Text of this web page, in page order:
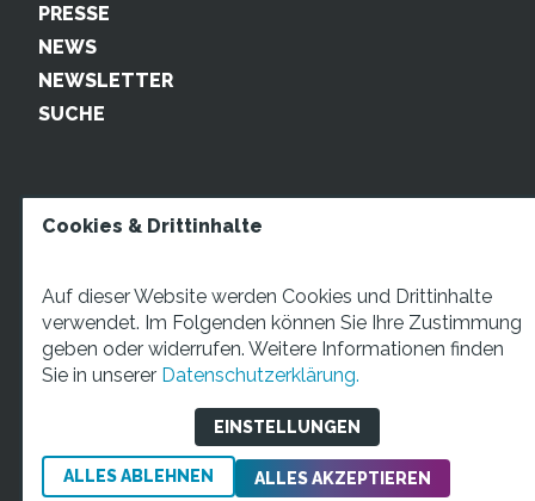
PRESSE
NEWS
NEWSLETTER
SUCHE
STARTUP TEENS Münsterstraße 5, 59065 Hamm. Fon:
+49 2381 4870207 Mail:info@startupteens.de
Impressum Datenschutzerklärung
Cookies & Drittinhalte
Auf dieser Website werden Cookies und Drittinhalte
verwendet. Im Folgenden können Sie Ihre Zustimmung
geben oder widerrufen. Weitere Informationen finden
Sie in unserer Datenschutzerklärung.
EINSTELLUNGEN
ALLES ABLEHNEN ALLES AKZEPTIEREN